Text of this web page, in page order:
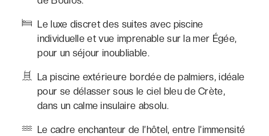
Le luxe discret des suites avec piscine
individuelle et vue imprenable sur la mer Égée,
pour un séjour inoubliable.
La piscine extérieure bordée de palmiers, idéale
pour se délasser sous le ciel bleu de Crète,
dans un calme insulaire absolu.
Le cadre enchanteur de l’hôtel, entre l’immensité